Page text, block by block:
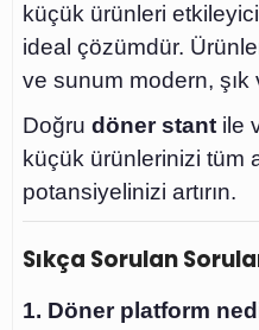
küçük ürünleri
ideal çözümdür.
ve sunum modern,
Doğru döner stant ile
küçük ürünlerinizi tüm
potansiyelinizi artırın.
Sıkça Sorulan
1. Döner platform